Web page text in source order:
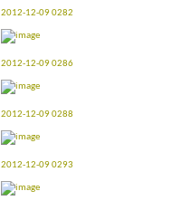
2012-12-09 0282
2012-12-09 0286
2012-12-09 0288
2012-12-09 0293